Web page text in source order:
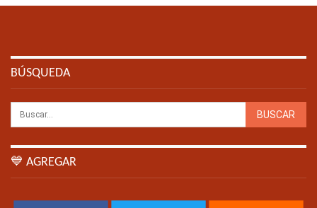
BÚSQUEDA
💙 AGREGAR